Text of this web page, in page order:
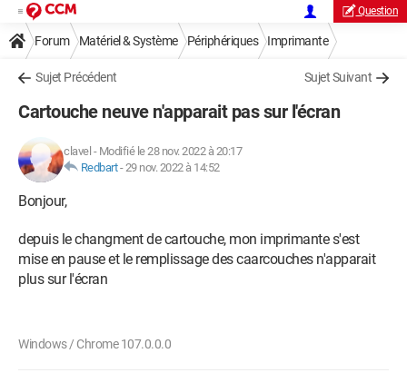
Question
Forum Matériel & Système Périphériques Imprimante
Sujet Précédent Sujet Suivant
Cartouche neuve n'apparait pas sur l'écran
clavel - Modifié le 28 nov. 2022 à 20:17
Redbart-29 nov. 2022 à 14:52
Bonjour,
depuis le changment de cartouche, mon imprimante s'est
mise en pause et le remplissage des caarcouches n'apparait
plus sur l'écran
Windows / Chrome 107.0.0.0